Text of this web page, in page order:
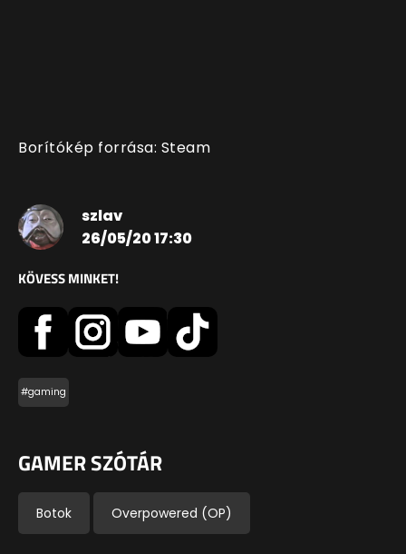
Borítókép forrása: Steam
szlav
26/05/20 17:30
KÖVESS MINKET!
#gaming
GAMER SZÓTÁR
Botok Overpowered (OP)